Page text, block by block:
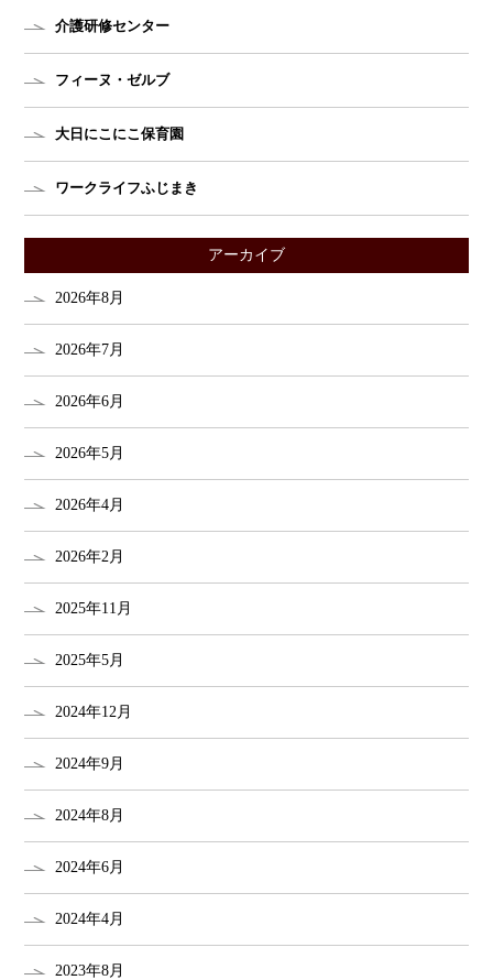
介護研修センター
フィーヌ・ゼルブ
大日にこにこ保育園
ワークライフふじまき
アーカイブ
2026年8月
2026年7月
2026年6月
2026年5月
2026年4月
2026年2月
2025年11月
2025年5月
2024年12月
2024年9月
2024年8月
2024年6月
2024年4月
2023年8月